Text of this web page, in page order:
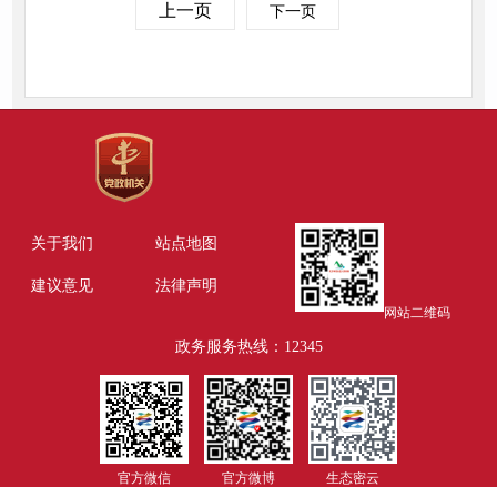
上一页 下一页
关于我们 站点地图
建议意见 法律声明
网站二维码
政务服务热线：12345
官方微信 官方微博 生态密云